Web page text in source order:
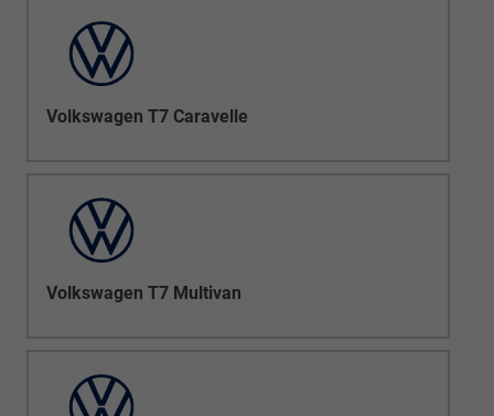
Volkswagen T7 Caravelle
Volkswagen T7 Multivan